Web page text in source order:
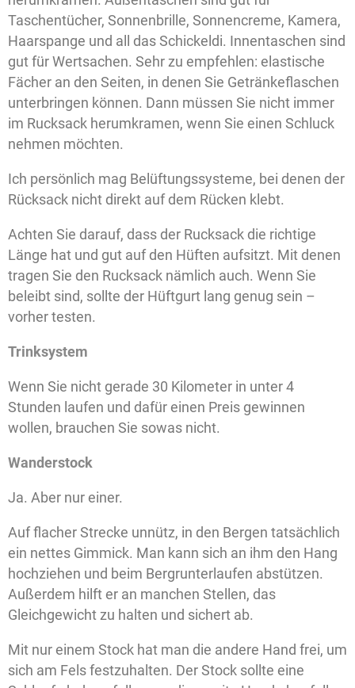
Taschentücher, Sonnenbrille, Sonnencreme, Kamera,
Haarspange und all das Schickeldi. Innentaschen sind
gut für Wertsachen. Sehr zu empfehlen: elastische
Fächer an den Seiten, in denen Sie Getränkeflaschen
unterbringen können. Dann müssen Sie nicht immer
im Rucksack herumkramen, wenn Sie einen Schluck
nehmen möchten.
Ich persönlich mag Belüftungssysteme, bei denen der
Rücksack nicht direkt auf dem Rücken klebt.
Achten Sie darauf, dass der Rucksack die richtige
Länge hat und gut auf den Hüften aufsitzt. Mit denen
tragen Sie den Rucksack nämlich auch. Wenn Sie
beleibt sind, sollte der Hüftgurt lang genug sein –
vorher testen.
Trinksystem
Wenn Sie nicht gerade 30 Kilometer in unter 4
Stunden laufen und dafür einen Preis gewinnen
wollen, brauchen Sie sowas nicht.
Wanderstock
Ja. Aber nur einer.
Auf flacher Strecke unnütz, in den Bergen tatsächlich
ein nettes Gimmick. Man kann sich an ihm den Hang
hochziehen und beim Bergrunterlaufen abstützen.
Außerdem hilft er an manchen Stellen, das
Gleichgewicht zu halten und sichert ab.
Mit nur einem Stock hat man die andere Hand frei, um
sich am Fels festzuhalten. Der Stock sollte eine